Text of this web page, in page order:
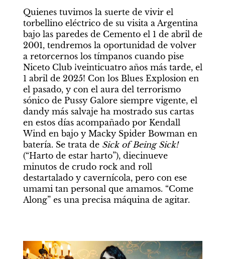
Quienes tuvimos la suerte de vivir el
torbellino eléctrico de su visita a Argentina
bajo las paredes de Cemento el 1 de abril de
2001, tendremos la oportunidad de volver
a retorcernos los tímpanos cuando pise
Niceto Club ¡veinticuatro años más tarde, el
1 abril de 2025! Con los Blues Explosion en
el pasado, y con el aura del terrorismo
sónico de Pussy Galore siempre vigente, el
dandy más salvaje ha mostrado sus cartas
en estos días acompañado por Kendall
Wind en bajo y Macky Spider Bowman en
batería. Se trata de
Sick of Being Sick!
(“Harto de estar harto”), diecinueve
minutos de crudo rock and roll
destartalado y cavernícola, pero con ese
umami tan personal que amamos. “Come
Along” es una precisa máquina de agitar.